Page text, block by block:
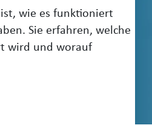
ist, wie es funktioniert
Sie erfahren, welche
wird und worauf